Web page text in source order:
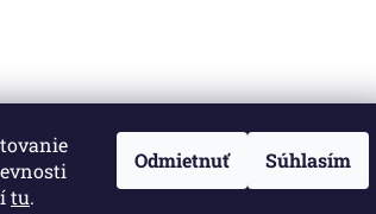
tu.
Odmietnuť Súhlasím